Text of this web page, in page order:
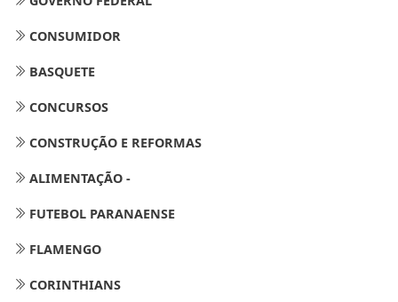
CONSUMIDOR
BASQUETE
CONCURSOS
CONSTRUÇÃO E REFORMAS
ALIMENTAÇÃO -
FUTEBOL PARANAENSE
FLAMENGO
CORINTHIANS